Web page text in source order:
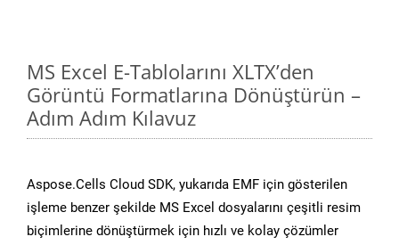
MS Excel E-Tablolarını XLTX’den
Görüntü Formatlarına Dönüştürün –
Adım Adım Kılavuz
Aspose.Cells Cloud SDK, yukarıda EMF için gösterilen
işleme benzer şekilde MS Excel dosyalarını çeşitli resim
biçimlerine dönüştürmek için hızlı ve kolay çözümler